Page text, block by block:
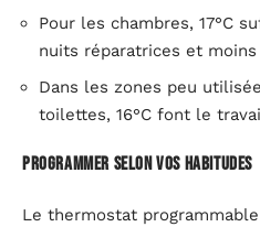
Pour les chambres, 17°C
nuits réparatrices et moins
Dans les zones peu
toilettes, 16°C font le
Programmer selon vos habitudes
Le thermostat